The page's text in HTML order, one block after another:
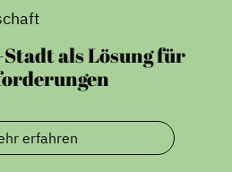
als Lösung für
erfahren